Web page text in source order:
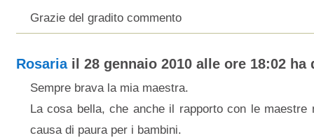
Grazie del gradito commento
Rosariail 28 gennaio 2010 alle ore 18:02 ha
Sempre brava la mia maestra.
La cosa bella, che anche il rapporto con le maestre
causa di paura per i bambini.